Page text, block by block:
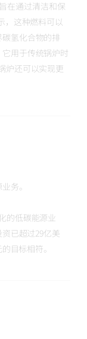
在通过清洁和保
，这种燃料可以
氢化合物的排
用于传统锅炉时
炉还可以实现更
务。
的低碳能源业
已超过29亿美
目标相符。